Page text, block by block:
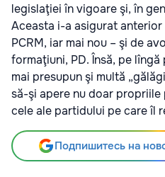
legislaţiei în vigoare şi, în
Aceasta i-a asigurat
PCRM, iar mai nou – şi de
formaţiuni, PD. Însă, pe
mai presupun şi multă
să-şi apere nu doar propriile
cele ale partidului pe care îl
Подпишитесь на